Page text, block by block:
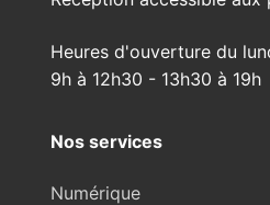
Envoi de fichiers
Heures d'ouverture du
9h à 12h30 - 13h30 à 19h
Nos services
Numérique